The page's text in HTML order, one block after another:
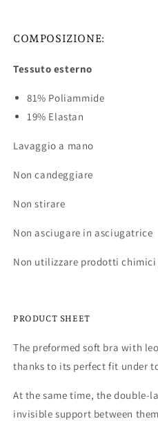
COMPOSIZIONE:
Tessuto esterno
81% Poliammide
19% Elastan
Lavaggio a mano
Non candeggiare
Non stirare
Non asciugare in asciugatrice
Non utilizzare prodotti
PRODUCT SHEET
The preformed soft bra with
thanks to its perfect fit under
At the same time, the double-
invisible support between